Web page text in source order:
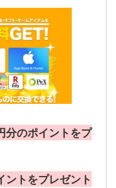
分のポイントをプ
ントをプレゼント